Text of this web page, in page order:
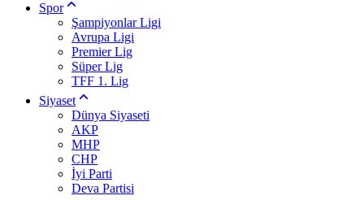
Spor
Şampiyonlar Ligi
Avrupa Ligi
Premier Lig
Süper Lig
TFF 1. Lig
Siyaset
Dünya Siyaseti
AKP
MHP
CHP
İyi Parti
Deva Partisi